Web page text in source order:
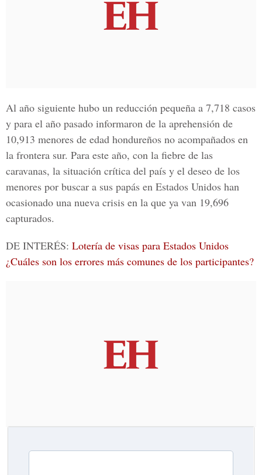
Al año siguiente hubo un reducción pequeña a 7,718 casos
y para el año pasado informaron de la aprehensión de
10,913 menores de edad hondureños no acompañados en
la frontera sur. Para este año, con la fiebre de las
caravanas, la situación crítica del país y el deseo de los
menores por buscar a sus papás en Estados Unidos han
ocasionado una nueva crisis en la que ya van 19,696
capturados.
DE INTERÉS: Lotería de visas para Estados Unidos
¿Cuáles son los errores más comunes de los participantes?